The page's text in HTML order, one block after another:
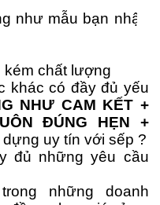
như mẫu bạn nhận
kém chất lượng
khác có đầy đủ yếu
NHƯ CAM KẾT +
ĐÚNG HẸN +
uy tín với sếp ?
đủ những yêu cầu
những doanh